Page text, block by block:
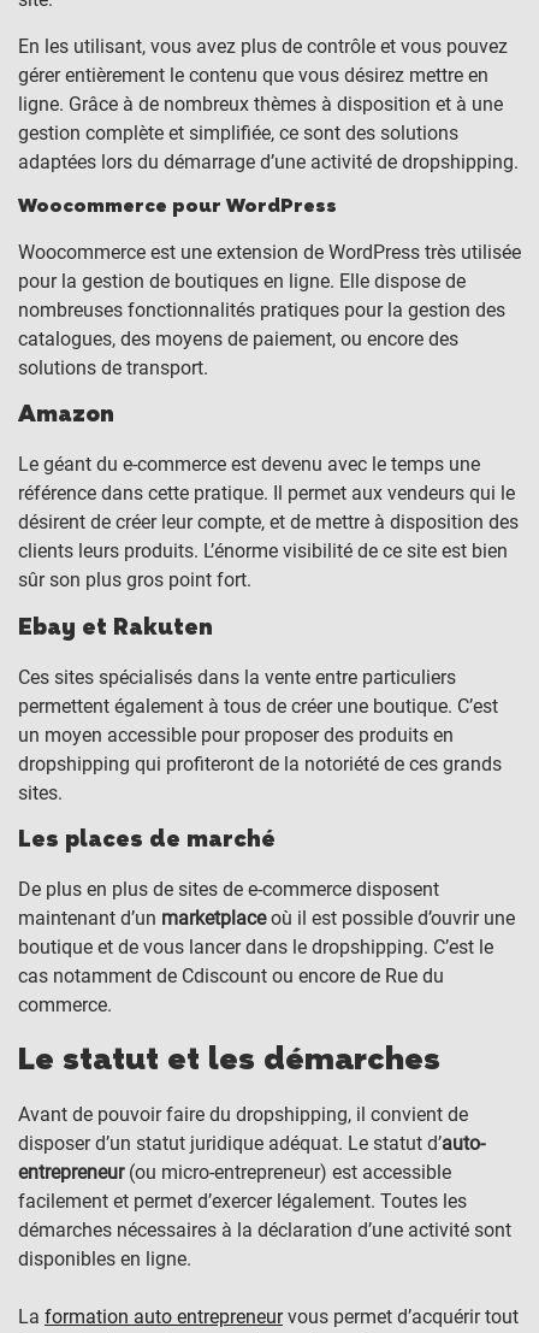
En les utilisant, vous avez plus de contrôle et vous pouvez
gérer entièrement le contenu que vous désirez mettre en
ligne. Grâce à de nombreux thèmes à disposition et à une
gestion complète et simplifiée, ce sont des solutions
adaptées lors du démarrage d’une activité de dropshipping.
Woocommerce pour WordPress
Woocommerce est une extension de WordPress très utilisée
pour la gestion de boutiques en ligne. Elle dispose de
nombreuses fonctionnalités pratiques pour la gestion des
catalogues, des moyens de paiement, ou encore des
solutions de transport.
Amazon
Le géant du e-commerce est devenu avec le temps une
référence dans cette pratique. Il permet aux vendeurs qui le
désirent de créer leur compte, et de mettre à disposition des
clients leurs produits. L’énorme visibilité de ce site est bien
sûr son plus gros point fort.
Ebay et Rakuten
Ces sites spécialisés dans la vente entre particuliers
permettent également à tous de créer une boutique. C’est
un moyen accessible pour proposer des produits en
dropshipping qui profiteront de la notoriété de ces grands
sites.
Les places de marché
De plus en plus de sites de e-commerce disposent
maintenant d’un marketplaceoù il est possible d’ouvrir une
boutique et de vous lancer dans le dropshipping. C’est le
cas notamment de Cdiscount ou encore de Rue du
commerce.
Le statut et les démarches
Avant de pouvoir faire du dropshipping, il convient de
disposer d’un statut juridique adéquat. Le statut d’auto-
entrepreneur(ou micro-entrepreneur) est accessible
facilement et permet d’exercer légalement. Toutes les
démarches nécessaires à la déclaration d’une activité sont
disponibles en ligne.
La formation auto entrepreneurvous permet d’acquérir tout